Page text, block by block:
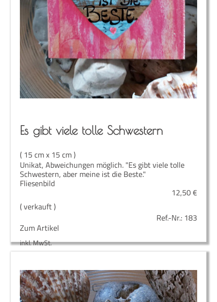
Es gibt vie­le tol­le Schwestern
( 15 cm x 15 cm )
Unikat, Abweichungen möglich. "Es gibt viele tolle
Schwestern, aber meine ist die Beste."
Fliesenbild
12,50€
( verkauft )
Ref.-Nr.: 183
Zum Artikel
inkl. MwSt.